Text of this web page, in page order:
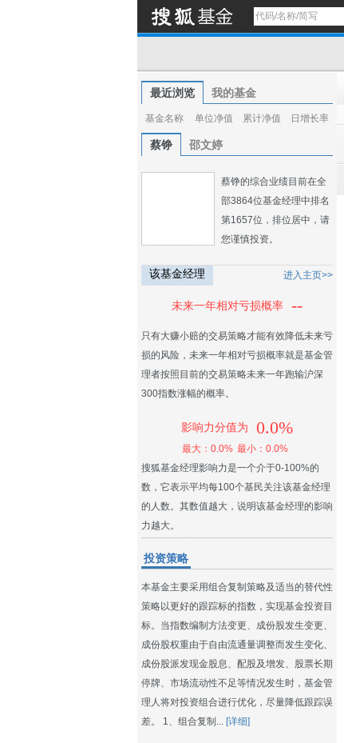
最近浏览 我的基金
基金名称 单位净值 累计净值 日增长率
蔡铮 邵文婷
蔡铮的综合业绩目前在全
部3864位基金经理中排名
第1657位，排位居中，请
您谨慎投资。
该基金经理 进入主页>>
未来一年相对亏损概率 --
只有大赚小赔的交易策略才能有效降低未来亏
损的风险，未来一年相对亏损概率就是基金管
理者按照目前的交易策略未来一年跑输沪深
300指数涨幅的概率。
影响力分值为 0.0%
最大：0.0% 最小：0.0%
搜狐基金经理影响力是一个介于0-100%的
数，它表示平均每100个基民关注该基金经理
的人数。其数值越大，说明该基金经理的影响
力越大。
投资策略
本基金主要采用组合复制策略及适当的替代性
策略以更好的跟踪标的指数，实现基金投资目
标。当指数编制方法变更、成份股发生变更、
成份股权重由于自由流通量调整而发生变化、
成份股派发现金股息、配股及增发、股票长期
停牌、市场流动性不足等情况发生时，基金管
理人将对投资组合进行优化，尽量降低跟踪误
差。 1、组合复制... [详细]